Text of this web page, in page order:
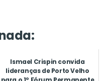
Ismael Crispin convida
lideranças de Porto Velho